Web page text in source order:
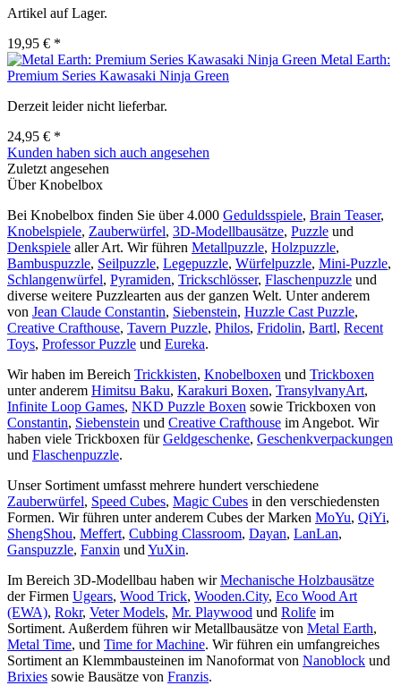
Artikel auf Lager.
19,95 € *
Metal Earth:
Premium Series Kawasaki Ninja Green
Derzeit leider nicht lieferbar.
24,95 € *
Kunden haben sich auch angesehen
Zuletzt angesehen
Über Knobelbox
Bei Knobelbox finden Sie über 4.000 Geduldsspiele, Brain Teaser,
Knobelspiele, Zauberwürfel, 3D-Modellbausätze, Puzzle und
Denkspiele aller Art. Wir führen Metallpuzzle, Holzpuzzle,
Bambuspuzzle, Seilpuzzle, Legepuzzle, Würfelpuzzle, Mini-Puzzle,
Schlangenwürfel, Pyramiden, Trickschlösser, Flaschenpuzzle und
diverse weitere Puzzlearten aus der ganzen Welt. Unter anderem
von Jean Claude Constantin, Siebenstein, Huzzle Cast Puzzle,
Creative Crafthouse, Tavern Puzzle, Philos, Fridolin, Bartl, Recent
Toys, Professor Puzzle und Eureka.
Wir haben im Bereich Trickkisten, Knobelboxen und Trickboxen
unter anderem Himitsu Baku, Karakuri Boxen, TransylvanyArt,
Infinite Loop Games, NKD Puzzle Boxen sowie Trickboxen von
Constantin, Siebenstein und Creative Crafthouse im Angebot. Wir
haben viele Trickboxen fürGeldgeschenke, Geschenkverpackungen
und Flaschenpuzzle.
Unser Sortiment umfasst mehrere hundert verschiedene
Zauberwürfel, Speed Cubes, Magic Cubes in den verschiedensten
Formen. Wir führen unter anderem Cubes der Marken MoYu, QiYi,
ShengShou, Meffert, Cubbing Classroom, Dayan, LanLan,
Ganspuzzle, Fanxin und YuXin.
Im Bereich 3D-Modellbau haben wirMechanische Holzbausätze
der Firmen Ugears, Wood Trick, Wooden.City, Eco Wood Art
(EWA), Rokr, Veter Models, Mr. Playwood und Rolife im
Sortiment. Außerdem führen wir Metallbausätze von Metal Earth,
Metal Time, und Time for Machine. Wir führen ein umfangreiches
Sortiment an Klemmbausteinen im Nanoformat von Nanoblock und
Brixies sowie Bausätze von Franzis.